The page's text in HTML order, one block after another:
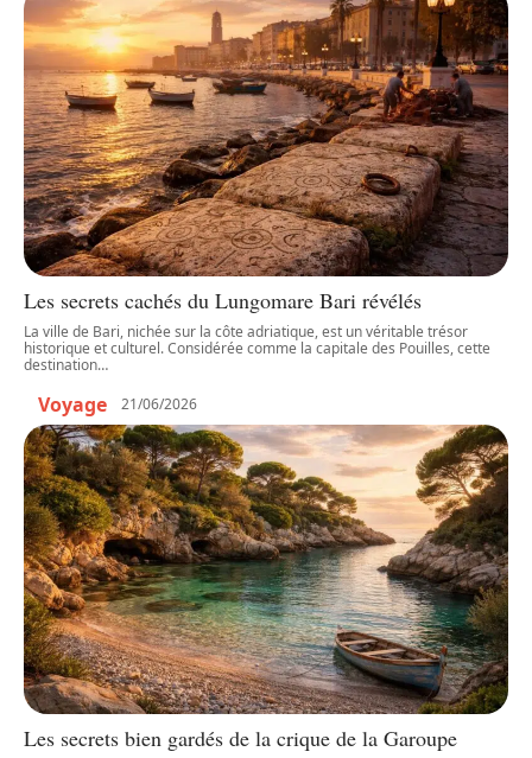
Les secrets cachés du Lungomare Bari révélés
La ville de Bari, nichée sur la côte adriatique, est un véritable trésor
historique et culturel. Considérée comme la capitale des Pouilles, cette
destination…
Voyage 21/06/2026
Les secrets bien gardés de la crique de la Garoupe